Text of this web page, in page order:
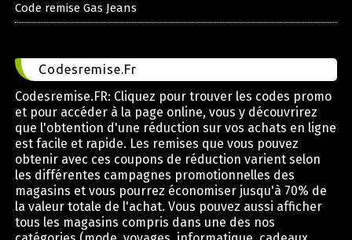
Code remise Gas Jeans
Codesremise.Fr
Codesremise.FR: Cliquez pour trouver les codes promo
et pour accéder à la page online, vous y découvrirez
que l'obtention d'une réduction sur vos achats en ligne
est facile et rapide. Les remises que vous pouvez
obtenir avec ces coupons de réduction varient selon
les différentes campagnes promotionnelles des
magasins et vous pourrez économiser jusqu'à 70% de
la valeur totale de l'achat. Vous pouvez aussi afficher
tous les magasins compris dans une des nos